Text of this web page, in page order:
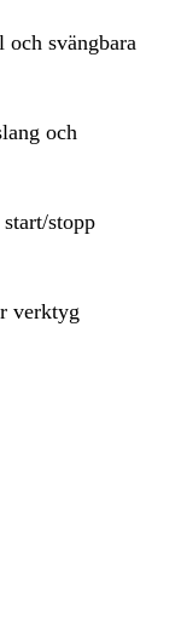
svängbara
och
stopp
verktyg